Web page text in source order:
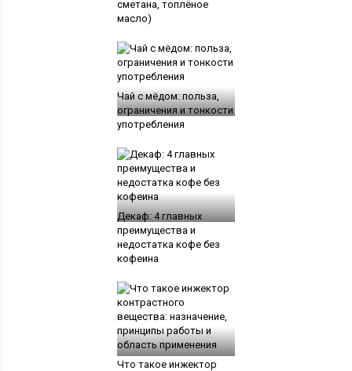
сметана, топлёное
масло)
Чай с мёдом: польза,
ограничения и тонкости
употребления
Декаф: 4 главных
преимущества и
недостатка кофе без
кофеина
Что такое инжектор